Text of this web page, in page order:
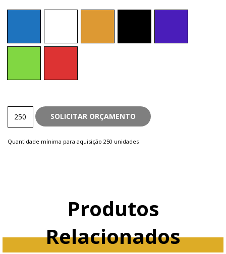
quantity
SOLICITAR ORÇAMENTO
Quantidade mínima para aquisição 250 unidades
Produtos
Relacionados